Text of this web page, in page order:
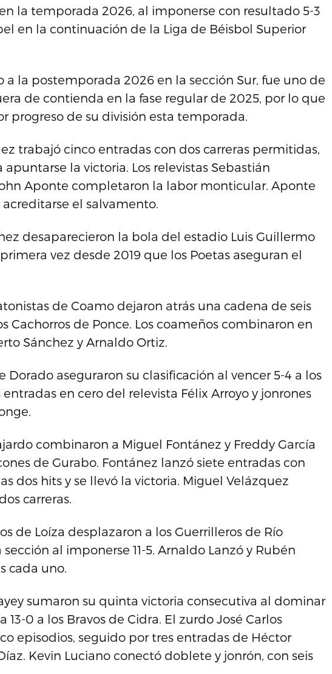
la temporada 2026, al imponerse con resultado 5-3
en la continuación de la Liga de Béisbol Superior
a la postemporada 2026 en la sección Sur, fue uno de
de contienda en la fase regular de 2025, por lo que
progreso de su división esta temporada.
trabajó cinco entradas con dos carreras permitidas,
la victoria. Los relevistas Sebastián
Aponte completaron la labor monticular. Aponte
el salvamento.
desaparecieron la bola del estadio Luis Guillermo
vez desde 2019 que los Poetas aseguran el
de Coamo dejaron atrás una cadena de seis
Cachorros de Ponce. Los coameños combinaron en
Sánchez y Arnaldo Ortiz.
Dorado aseguraron su clasificación al vencer 5-4 a los
en cero del relevista Félix Arroyo y jonrones
combinaron a Miguel Fontánez y Freddy García
de Gurabo. Fontánez lanzó siete entradas con
dos hits y se llevó la victoria. Miguel Velázquez
carreras.
de Loíza desplazaron a los Guerrilleros de Río
al imponerse 11-5. Arnaldo Lanzó y Rubén
cada uno.
sumaron su quinta victoria consecutiva al dominar
0 a los Bravos de Cidra. El zurdo José Carlos
episodios, seguido por tres entradas de Héctor
Kevin Luciano conectó doblete y jonrón, con seis